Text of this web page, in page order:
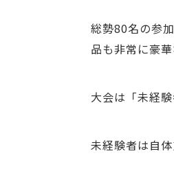
総勢80名の参
品も非常に豪
大会は「未経
未経験者は自